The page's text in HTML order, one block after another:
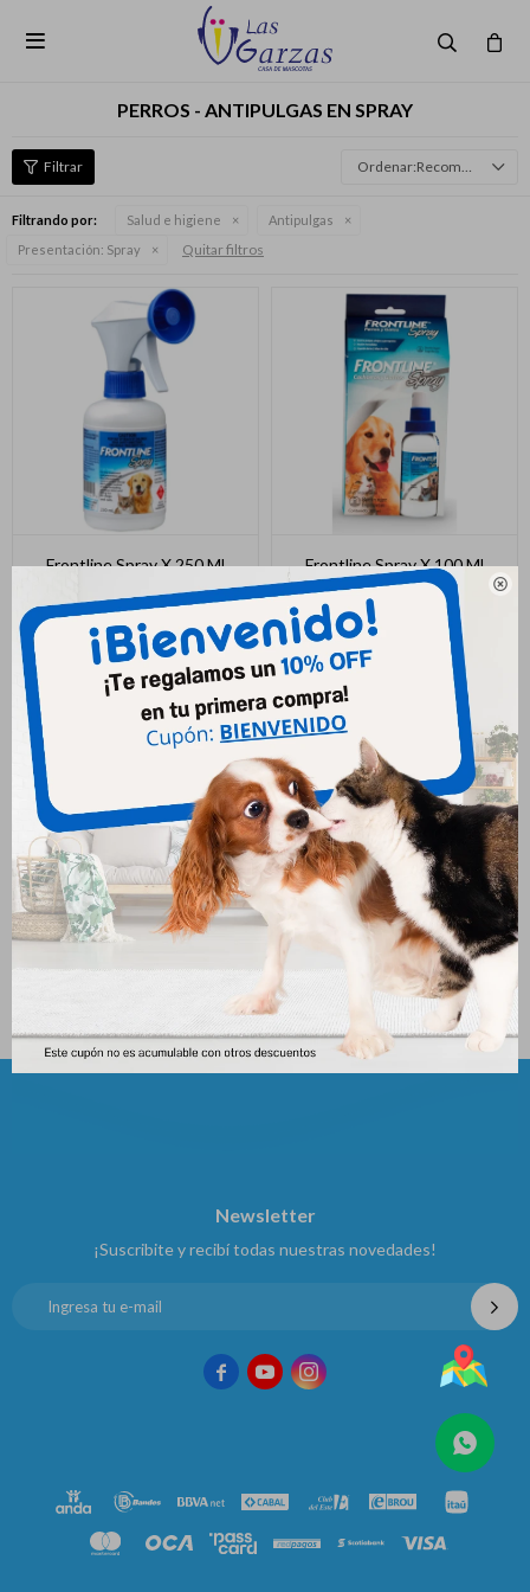


PERROS - ANTIPULGAS EN SPRAY
Recomendados
Filtrando por: Salud e higiene
Antipulgas
Presentación: Spray Quitar filtros
Frontline Spray X 250 Ml
$1.168
Frontline Spray X 100 Ml
Shooter Spray 120 Ml
881
Newsletter
¡Suscribite y recibí todas nuestras novedades!
  